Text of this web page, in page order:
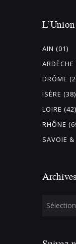
AIN (01)
DRÔME
ISÈRE (38)
LOIRE (42)
RHÔNE
SAVOIE
Archives